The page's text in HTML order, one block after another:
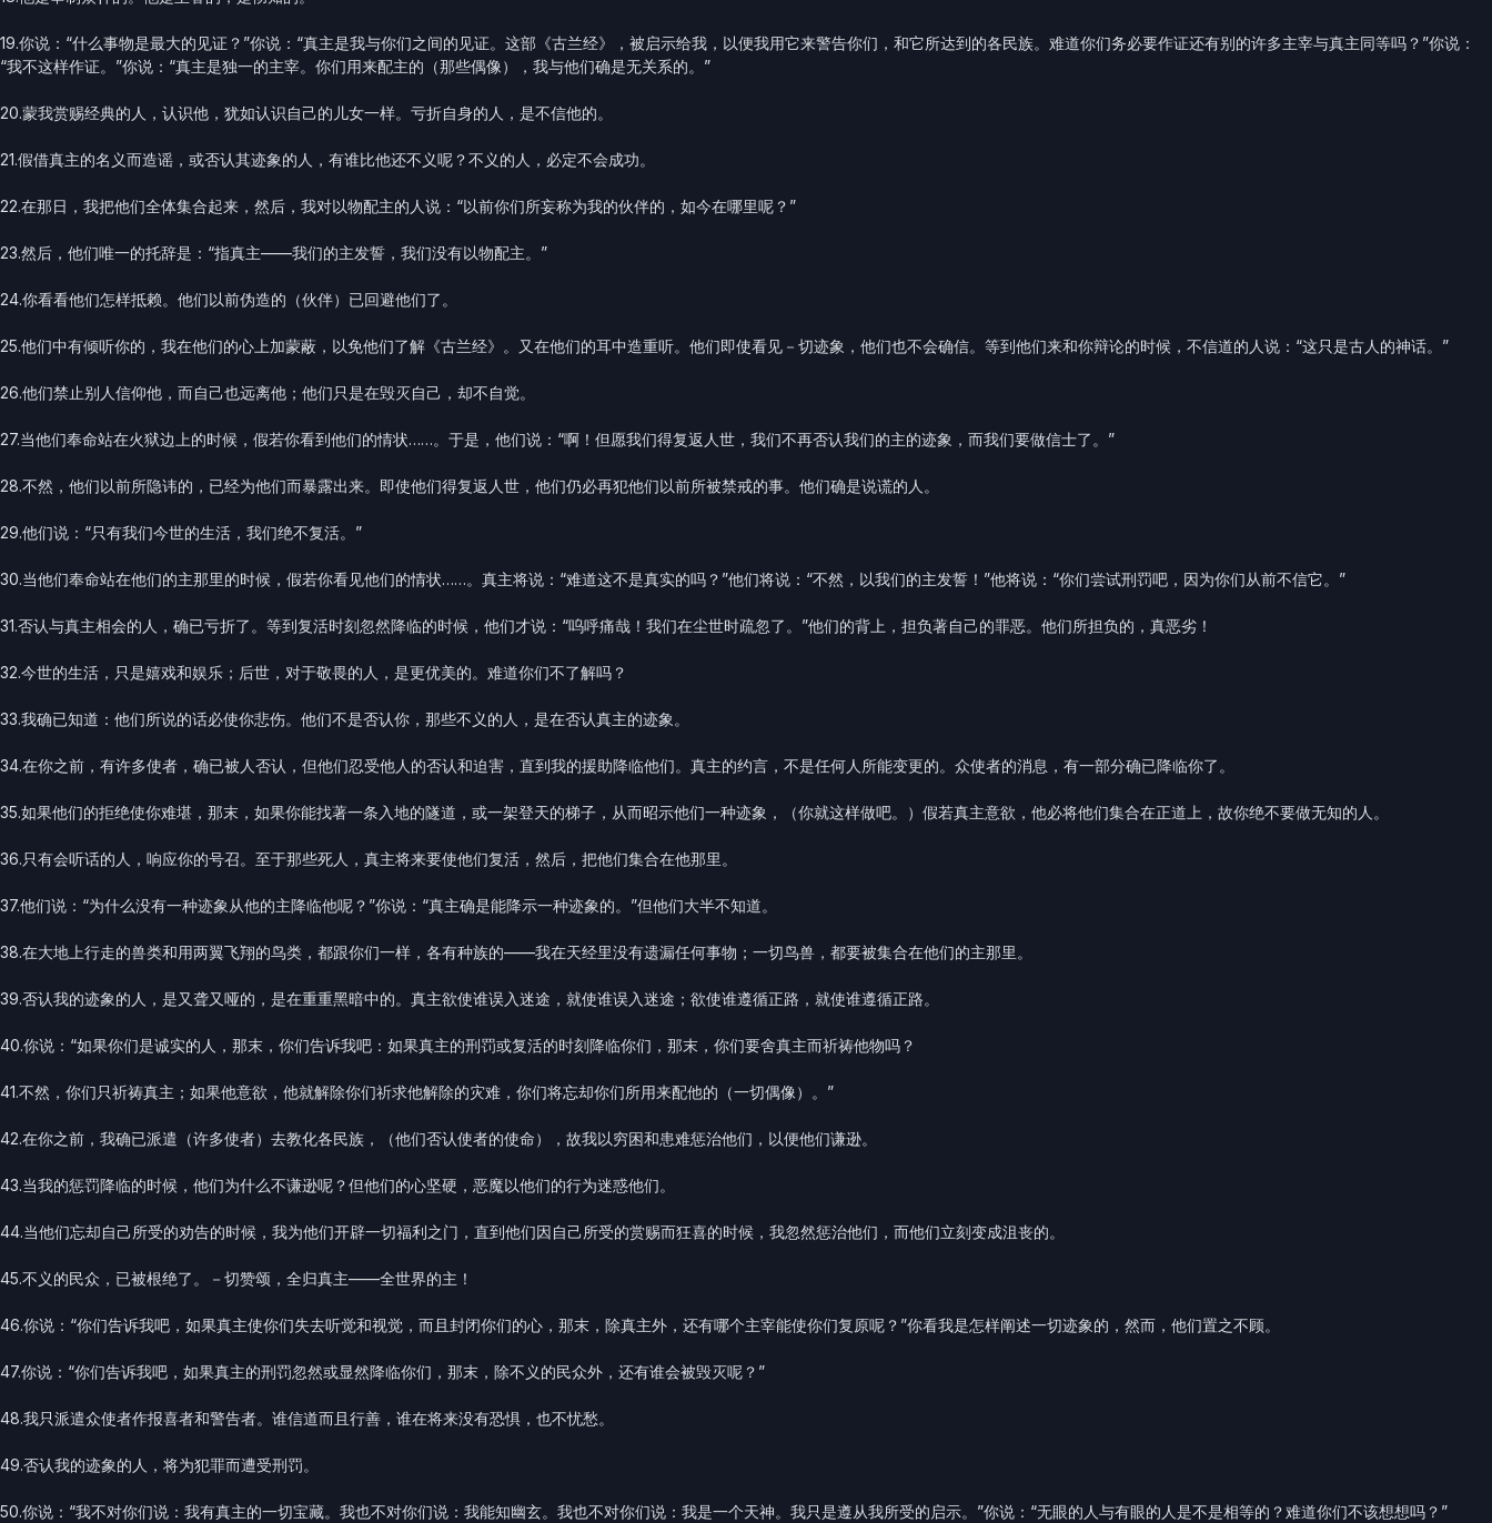
19.你说：“什么事物是最大的见证？”你说：“真主是我与你们之间的见证。这部《古兰经》，被启示给我，以便我用它来警告你们，和它所达到的各民族。难道你们务必要作证还有别的许多主宰与真主同等吗？”你说：
“我不这样作证。”你说：“真主是独一的主宰。你们用来配主的（那些偶像），我与他们确是无关系的。”
20.蒙我赏赐经典的人，认识他，犹如认识自己的儿女一样。亏折自身的人，是不信他的。
21.假借真主的名义而造谣，或否认其迹象的人，有谁比他还不义呢？不义的人，必定不会成功。
22.在那日，我把他们全体集合起来，然后，我对以物配主的人说：“以前你们所妄称为我的伙伴的，如今在哪里呢？”
23.然后，他们唯一的托辞是：“指真主——我们的主发誓，我们没有以物配主。”
24.你看看他们怎样抵赖。他们以前伪造的（伙伴）已回避他们了。
25.他们中有倾听你的，我在他们的心上加蒙蔽，以免他们了解《古兰经》。又在他们的耳中造重听。他们即使看见－切迹象，他们也不会确信。等到他们来和你辩论的时候，不信道的人说：“这只是古人的神话。”
26.他们禁止别人信仰他，而自己也远离他；他们只是在毁灭自己，却不自觉。
27.当他们奉命站在火狱边上的时候，假若你看到他们的情状……。于是，他们说：“啊！但愿我们得复返人世，我们不再否认我们的主的迹象，而我们要做信士了。”
28.不然，他们以前所隐讳的，已经为他们而暴露出来。即使他们得复返人世，他们仍必再犯他们以前所被禁戒的事。他们确是说谎的人。
29.他们说：“只有我们今世的生活，我们绝不复活。”
30.当他们奉命站在他们的主那里的时候，假若你看见他们的情状……。真主将说：“难道这不是真实的吗？”他们将说：“不然，以我们的主发誓！”他将说：“你们尝试刑罚吧，因为你们从前不信它。”
31.否认与真主相会的人，确已亏折了。等到复活时刻忽然降临的时候，他们才说：“呜呼痛哉！我们在尘世时疏忽了。”他们的背上，担负著自己的罪恶。他们所担负的，真恶劣！
32.今世的生活，只是嬉戏和娱乐；后世，对于敬畏的人，是更优美的。难道你们不了解吗？
33.我确已知道：他们所说的话必使你悲伤。他们不是否认你，那些不义的人，是在否认真主的迹象。
34.在你之前，有许多使者，确已被人否认，但他们忍受他人的否认和迫害，直到我的援助降临他们。真主的约言，不是任何人所能变更的。众使者的消息，有一部分确已降临你了。
35.如果他们的拒绝使你难堪，那末，如果你能找著一条入地的隧道，或一架登天的梯子，从而昭示他们一种迹象，（你就这样做吧。）假若真主意欲，他必将他们集合在正道上，故你绝不要做无知的人。
36.只有会听话的人，响应你的号召。至于那些死人，真主将来要使他们复活，然后，把他们集合在他那里。
37.他们说：“为什么没有一种迹象从他的主降临他呢？”你说：“真主确是能降示一种迹象的。”但他们大半不知道。
38.在大地上行走的兽类和用两翼飞翔的鸟类，都跟你们一样，各有种族的——我在天经里没有遗漏任何事物；一切鸟兽，都要被集合在他们的主那里。
39.否认我的迹象的人，是又聋又哑的，是在重重黑暗中的。真主欲使谁误入迷途，就使谁误入迷途；欲使谁遵循正路，就使谁遵循正路。
40.你说：“如果你们是诚实的人，那末，你们告诉我吧：如果真主的刑罚或复活的时刻降临你们，那末，你们要舍真主而祈祷他物吗？
41.不然，你们只祈祷真主；如果他意欲，他就解除你们祈求他解除的灾难，你们将忘却你们所用来配他的（一切偶像）。”
42.在你之前，我确已派遣（许多使者）去教化各民族，（他们否认使者的使命），故我以穷困和患难惩治他们，以便他们谦逊。
43.当我的惩罚降临的时候，他们为什么不谦逊呢？但他们的心坚硬，恶魔以他们的行为迷惑他们。
44.当他们忘却自己所受的劝告的时候，我为他们开辟一切福利之门，直到他们因自己所受的赏赐而狂喜的时候，我忽然惩治他们，而他们立刻变成沮丧的。
45.不义的民众，已被根绝了。－切赞颂，全归真主——全世界的主！
46.你说：“你们告诉我吧，如果真主使你们失去听觉和视觉，而且封闭你们的心，那末，除真主外，还有哪个主宰能使你们复原呢？”你看我是怎样阐述一切迹象的，然而，他们置之不顾。
47.你说：“你们告诉我吧，如果真主的刑罚忽然或显然降临你们，那末，除不义的民众外，还有谁会被毁灭呢？”
48.我只派遣众使者作报喜者和警告者。谁信道而且行善，谁在将来没有恐惧，也不忧愁。
49.否认我的迹象的人，将为犯罪而遭受刑罚。
50.你说：“我不对你们说：我有真主的一切宝藏。我也不对你们说：我能知幽玄。我也不对你们说：我是一个天神。我只是遵从我所受的启示。”你说：“无眼的人与有眼的人是不是相等的？难道你们不该想想吗？”